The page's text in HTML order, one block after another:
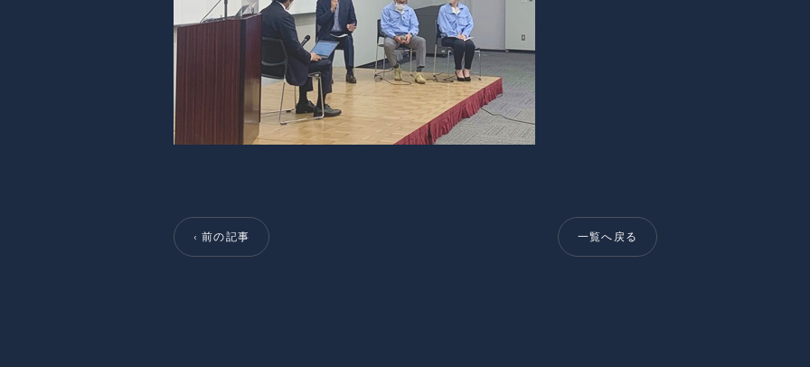
‹ 前の記事 一覧へ戻る